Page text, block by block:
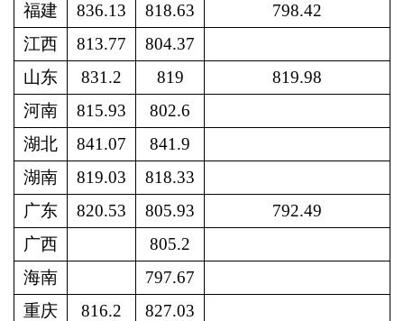
福建
836.13 818.63
798.42
江西
813.77
804.37
山东
831.2 819
819.98
河南
815.93
802.6
湖北
841.07
841.9
湖南
819.03
818.33
广东
820.53 805.93
792.49
广西
805.2
海南
797.67
重庆
816.2
827.03